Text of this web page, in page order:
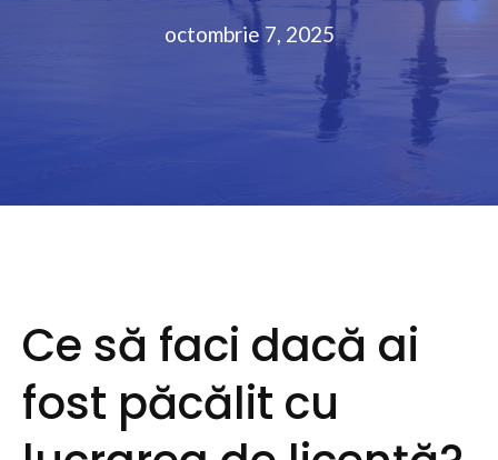
octombrie 7, 2025
Ce să faci dacă ai
fost păcălit cu